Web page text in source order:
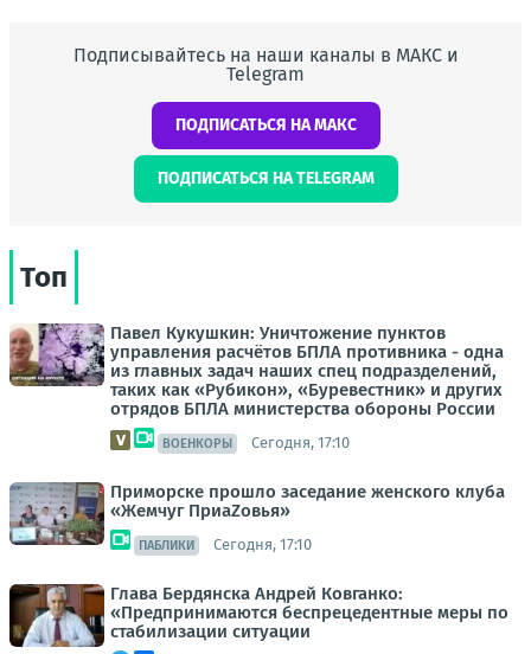
Подписывайтесь на наши каналы в МАКС и
Telegram
ПОДПИСАТЬСЯ НА МАКС
ПОДПИСАТЬСЯ НА TELEGRAM
Топ
Павел Кукушкин: Уничтожение пунктов
управления расчётов БПЛА противника - одна
из главных задач наших спец подразделений,
таких как «Рубикон», «Буревестник» и других
отрядов БПЛА министерства обороны России
ВОЕНКОРЫ Сегодня, 17:10
Приморске прошло заседание женского клуба
«Жемчуг ПриаZовья»
ПАБЛИКИ Сегодня, 17:10
Глава Бердянска Андрей Ковганко:
«Предпринимаются беспрецедентные меры по
стабилизации ситуации